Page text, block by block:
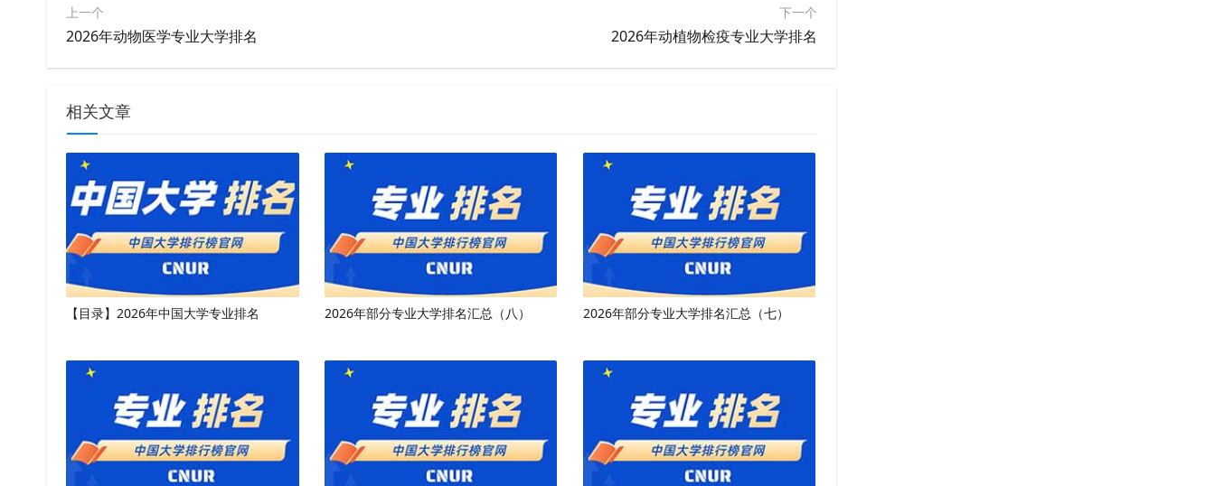
上一个
2026年动物医学专业大学排名
下一个
2026年动植物检疫专业大学排名
相关文章
【目录】2026年中国大学专业排名 2026年部分专业大学排名汇总（八） 2026年部分专业大学排名汇总（七）